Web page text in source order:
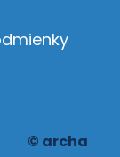
© archa